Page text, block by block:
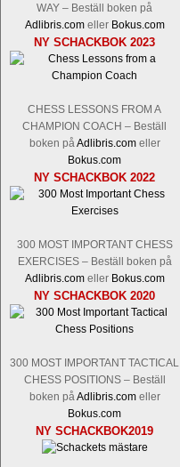
WAY – Beställ boken på
Adlibris.comeller Bokus.com
NY SCHACKBOK 2023
CHESS LESSONS FROM A
CHAMPION COACH – Beställ
boken påAdlibris.comeller
Bokus.com
NY SCHACKBOK 2022
300 MOST IMPORTANT CHESS
EXERCISES – Beställ boken på
Adlibris.comeller Bokus.com
NY SCHACKBOK 2020
300 MOST IMPORTANT TACTICAL
CHESS POSITIONS – Beställ
boken påAdlibris.comeller
Bokus.com
NY SCHACKBOK2019